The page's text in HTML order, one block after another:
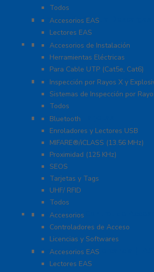
Todos
Protección Contra Descargas
Accesorios EAS
Lectores EAS
Herramientas
Accesorios de Instalación
Herramientas Eléctricas
Para Cable UTP (Cat5e, Cat6)
Inspección por Rayos X y
Inspección por Rayos X y
Sistemas de Inspección por
Todos
Lectoras y Tarjetas
Bluetooth
Enroladores y Lectores USB
MIFARE®/iCLASS (13.56 MHz)
Proximidad (125 KHz)
SEOS
Tarjetas y Tags
UHF/ RFID
Todos
Paneles de Control de Acceso
Accesorios
Controladores de Acceso
Licencias y Softwares
Protección de Mercancía (EAS)
Accesorios EAS
Lectores EAS